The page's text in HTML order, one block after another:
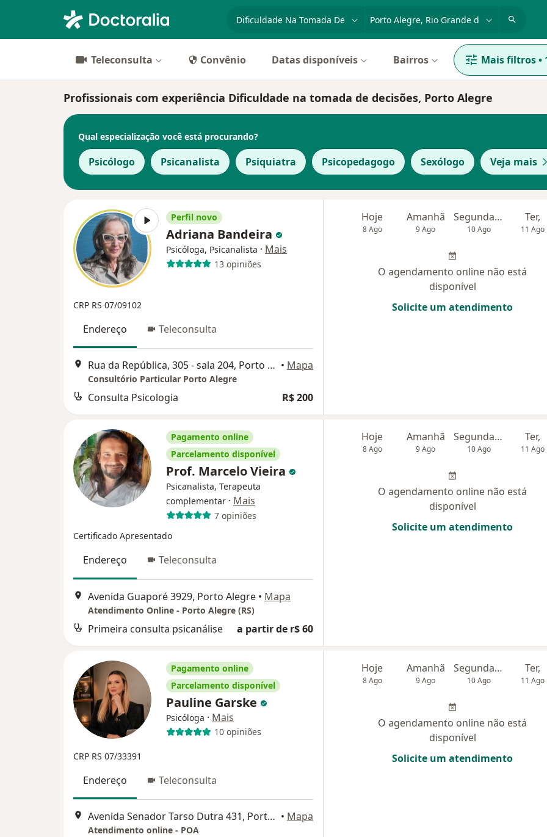
Teleconsulta Convênio Datas disponíveis Bairros Mais filtros•
Profissionais com experiência Dificuldade na tomada de decisões, Porto Alegre
Qual especialização você está procurando?
Psicólogo Psicanalista Psiquiatra Psicopedagogo Sexólogo Veja mais
Perfil novo
Adriana Bandeira
Psicóloga, Psicanalista · Mais
13 opiniões
CRP RS 07/09102
Endereço Teleconsulta
Rua da República, 305 - sala 204, Porto Alegre • Mapa
Consultório Particular Porto Alegre
Consulta Psicologia R$ 200
Hoje
8 Ago
Amanhã
9 Ago
Segunda-feira
10 Ago
Ter,
11 Ago
O agendamento online não está
disponível
Solicite um atendimento
Pagamento online
Parcelamento disponível
Prof. Marcelo Vieira
Psicanalista, Terapeuta
complementar · Mais
7 opiniões
Certificado Apresentado
Endereço Teleconsulta
Avenida Guaporé 3929, Porto Alegre • Mapa
Atendimento Online - Porto Alegre (RS)
Primeira consulta psicanálise a partir de r$ 60
Hoje
8 Ago
Amanhã
9 Ago
Segunda-feira
10 Ago
Ter,
11 Ago
O agendamento online não está
disponível
Solicite um atendimento
Pagamento online
Parcelamento disponível
Pauline Garske
Psicóloga · Mais
10 opiniões
CRP RS 07/33391
Endereço Teleconsulta
Avenida Senador Tarso Dutra 431, Porto Alegre • Mapa
Atendimento online - POA
Hoje
8 Ago
Amanhã
9 Ago
Segunda-feira
10 Ago
Ter,
11 Ago
O agendamento online não está
disponível
Solicite um atendimento